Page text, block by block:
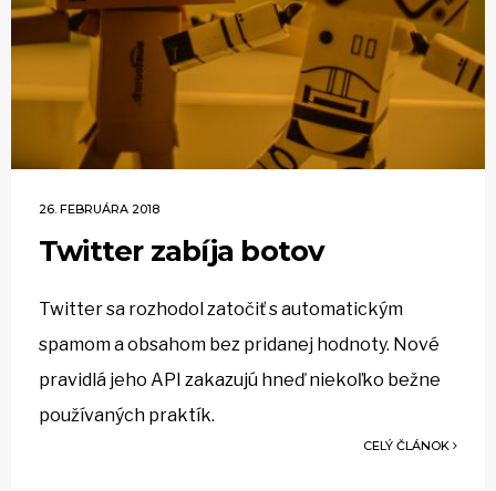
26. FEBRUÁRA 2018
Twitter zabíja botov
Twitter sa rozhodol zatočiť s automatickým
spamom a obsahom bez pridanej hodnoty. Nové
pravidlá jeho API zakazujú hneď niekoľko bežne
používaných praktík.
CELÝ ČLÁNOK